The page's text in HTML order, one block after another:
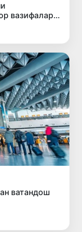
вазифалар
ватандош